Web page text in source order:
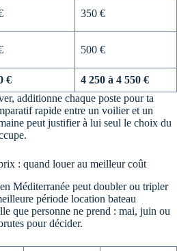
350 €
500 €
€
4 250 à 4 550 €
additionne chaque poste pour ta
rapide entre un voilier et un
peut justifier à lui seul le choix du
: quand louer au meilleur coût
Méditerranée peut doubler ou tripler
période location bateau
que personne ne prend : mai, juin ou
pour décider.